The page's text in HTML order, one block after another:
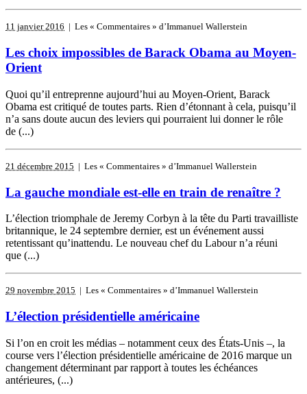
11 janvier 2016 | Les « Commentaires » d’Immanuel Wallerstein
Les choix impossibles de Barack Obama au Moyen-
Orient
Quoi qu’il entreprenne aujourd’hui au Moyen-Orient, Barack
Obama est critiqué de toutes parts. Rien d’étonnant à cela, puisqu’il
n’a sans doute aucun des leviers qui pourraient lui donner le rôle
de (...)
21 décembre 2015 | Les « Commentaires » d’Immanuel Wallerstein
La gauche mondiale est-elle en train de renaître ?
L’élection triomphale de Jeremy Corbyn à la tête du Parti travailliste
britannique, le 24 septembre dernier, est un événement aussi
retentissant qu’inattendu. Le nouveau chef du Labour n’a réuni
que (...)
29 novembre 2015 | Les « Commentaires » d’Immanuel Wallerstein
L’élection présidentielle américaine
Si l’on en croit les médias – notamment ceux des États-Unis –, la
course vers l’élection présidentielle américaine de 2016 marque un
changement déterminant par rapport à toutes les échéances
antérieures, (...)